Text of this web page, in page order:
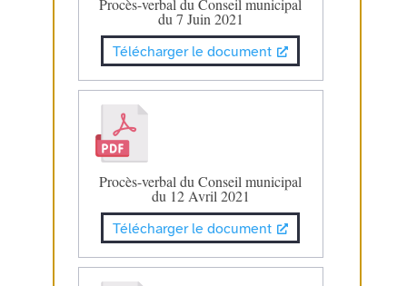
Procès-verbal du Conseil municipal
du 7 Juin 2021
Télécharger le document
Procès-verbal du Conseil municipal
du 12 Avril 2021
Télécharger le document